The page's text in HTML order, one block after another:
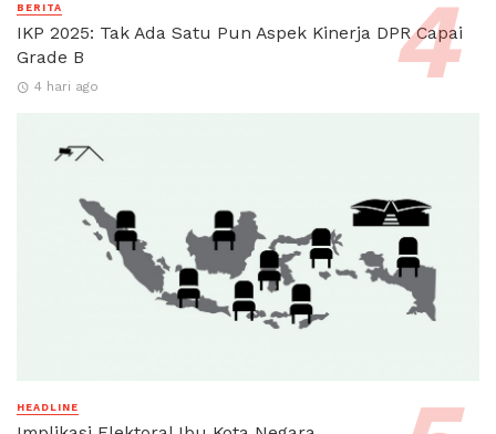
BERITA
IKP 2025: Tak Ada Satu Pun Aspek Kinerja DPR Capai
Grade B
4 hari ago
HEADLINE